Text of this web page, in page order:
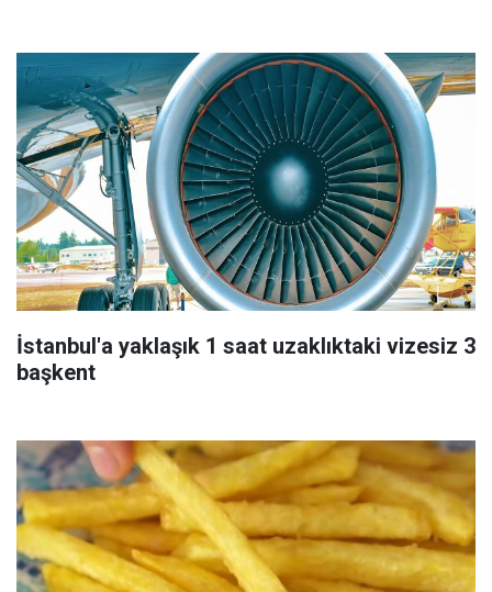
İstanbul'a yaklaşık 1 saat uzaklıktaki vizesiz 3
başkent